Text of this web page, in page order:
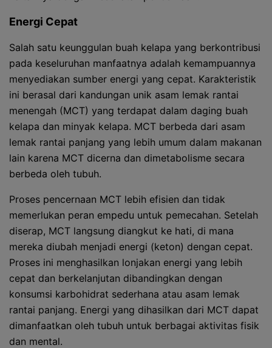
Energi Cepat
Salah satu keunggulan buah kelapa yang berkontribusi
pada keseluruhan manfaatnya adalah kemampuannya
menyediakan sumber energi yang cepat. Karakteristik
ini berasal dari kandungan unik asam lemak rantai
menengah (MCT) yang terdapat dalam daging buah
kelapa dan minyak kelapa. MCT berbeda dari asam
lemak rantai panjang yang lebih umum dalam makanan
lain karena MCT dicerna dan dimetabolisme secara
berbeda oleh tubuh.
Proses pencernaan MCT lebih efisien dan tidak
memerlukan peran empedu untuk pemecahan. Setelah
diserap, MCT langsung diangkut ke hati, di mana
mereka diubah menjadi energi (keton) dengan cepat.
Proses ini menghasilkan lonjakan energi yang lebih
cepat dan berkelanjutan dibandingkan dengan
konsumsi karbohidrat sederhana atau asam lemak
rantai panjang. Energi yang dihasilkan dari MCT dapat
dimanfaatkan oleh tubuh untuk berbagai aktivitas fisik
dan mental.